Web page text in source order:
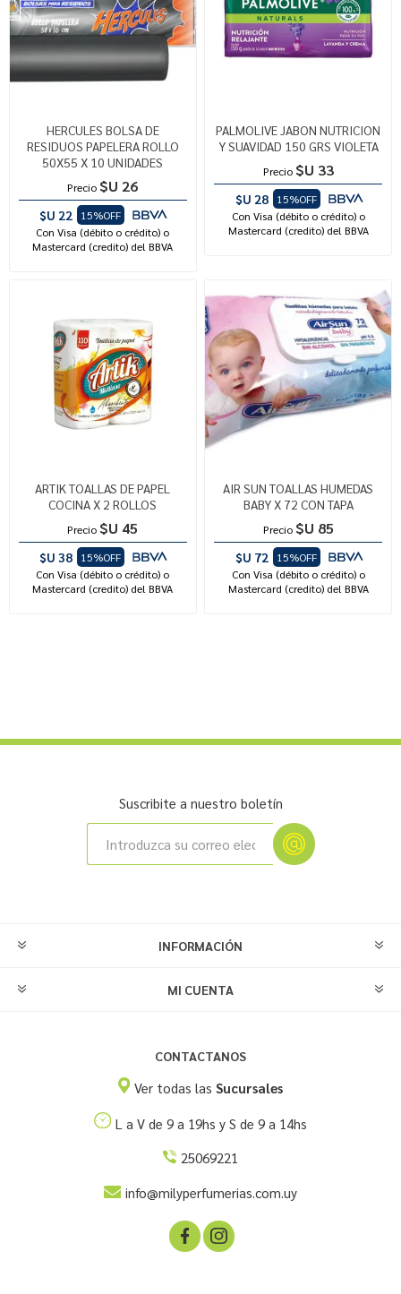
HERCULES BOLSA DE
RESIDUOS PAPELERA ROLLO
50X55 X 10 UNIDADES
Precio $U 26
$U 22
15%OFF
Con Visa (débito o crédito) o
Mastercard (credito) del BBVA
PALMOLIVE JABON NUTRICION
Y SUAVIDAD 150 GRS VIOLETA
Precio $U 33
$U 28
15%OFF
Con Visa (débito o crédito) o
Mastercard (credito) del BBVA
ARTIK TOALLAS DE PAPEL
COCINA X 2 ROLLOS
Precio $U 45
$U 38
15%OFF
Con Visa (débito o crédito) o
Mastercard (credito) del BBVA
AIR SUN TOALLAS HUMEDAS
BABY X 72 CON TAPA
Precio $U 85
$U 72
15%OFF
Con Visa (débito o crédito) o
Mastercard (credito) del BBVA
Suscribite a nuestro boletín
INFORMACIÓN
MI CUENTA
CONTACTANOS
Ver todas las Sucursales
L a V de 9 a 19hs y S de 9 a 14hs
25069221
info@milyperfumerias.com.uy